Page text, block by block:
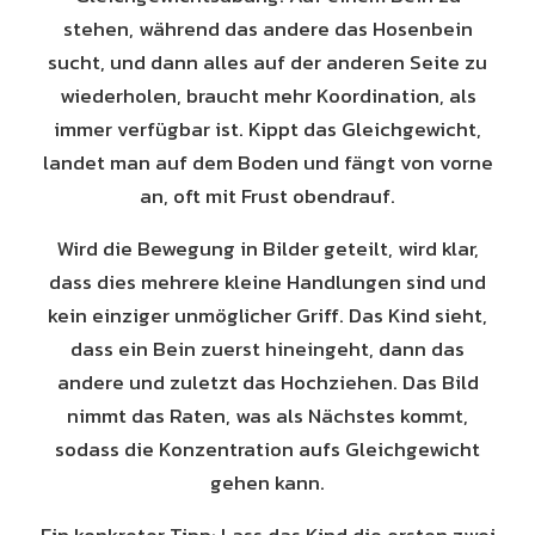
stehen, während das andere das Hosenbein
sucht, und dann alles auf der anderen Seite zu
wiederholen, braucht mehr Koordination, als
immer verfügbar ist. Kippt das Gleichgewicht,
landet man auf dem Boden und fängt von vorne
an, oft mit Frust obendrauf.
Wird die Bewegung in Bilder geteilt, wird klar,
dass dies mehrere kleine Handlungen sind und
kein einziger unmöglicher Griff. Das Kind sieht,
dass ein Bein zuerst hineingeht, dann das
andere und zuletzt das Hochziehen. Das Bild
nimmt das Raten, was als Nächstes kommt,
sodass die Konzentration aufs Gleichgewicht
gehen kann.